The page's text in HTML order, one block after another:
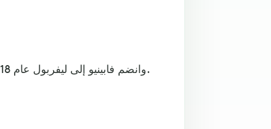
وانضم فابينيو إلى ليفربول عام 2018 قادما من موناكو الفرنسي مقابل 39 مليون جنيه استرليني.